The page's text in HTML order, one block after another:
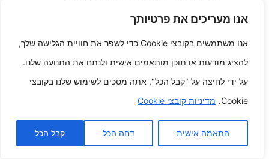
אנו מעריכים את פרטיותך
אנו משתמשים בקובצי Cookie כדי לשפר את חוויית הגלישה שלך,
להציג מודעות או תוכן מותאמים אישית ולנתח את התנועה שלנו.
על ידי לחיצה על "קבל הכל", אתה מסכים לשימוש שלנו בקובצי
Cookie. מדיניות קובצי Cookie
התאמה אישית דחה הכל קבל הכל
איפור ללא רבב